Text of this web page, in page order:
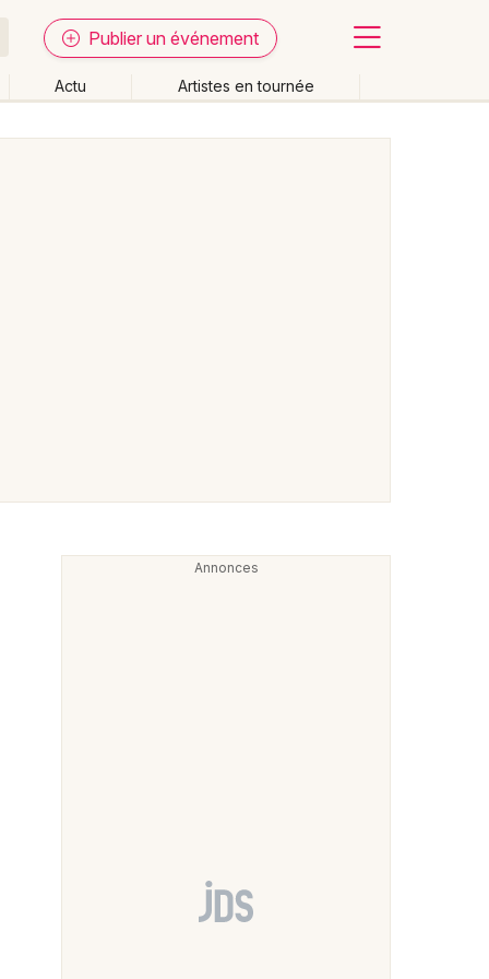
Publier un événement
Actu Artistes en tournée